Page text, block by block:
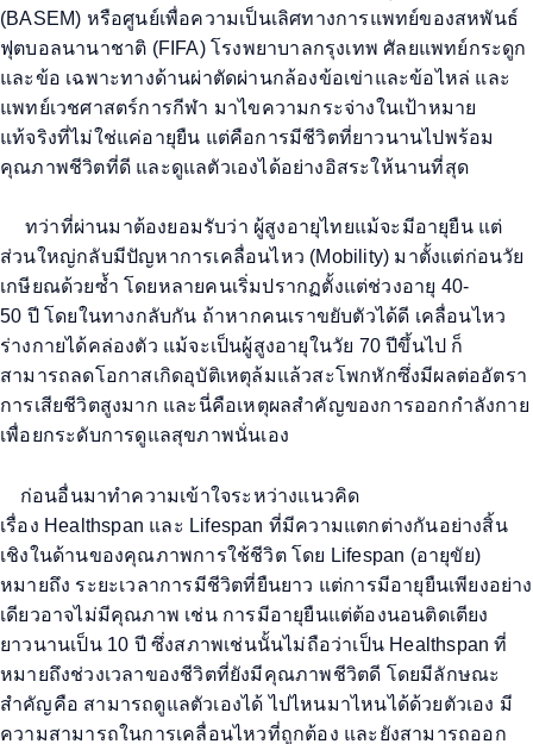
(BASEM) หรือศูนย์เพื่อความเป็นเลิศทางการแพทย์ของสหพันธ์
ฟุตบอลนานาชาติ (FIFA) โรงพยาบาลกรุงเทพ ศัลยแพทย์กระดูก
และข้อ เฉพาะทางด้านผ่าตัดผ่านกล้องข้อเข่าและข้อไหล่ และ
แพทย์เวชศาสตร์การกีฬา มาไขความกระจ่างในเป้าหมาย
แท้จริงที่ไม่ใช่แค่อายุยืน แต่คือการมีชีวิตที่ยาวนานไปพร้อม
คุณภาพชีวิตที่ดี และดูแลตัวเองได้อย่างอิสระให้นานที่สุด
ทว่าที่ผ่านมาต้องยอมรับว่า ผู้สูงอายุไทยแม้จะ มีอายุยืน แต่
ส่วนใหญ่กลับมีปัญหาการเคลื่อนไหว (Mobility) มาตั้งแต่ก่อนวัย
เกษียณด้วยซ้ำ โดยหลายคนเริ่มปรากฏตั้งแต่ช่วงอายุ 40-
50 ปี โดยในทางกลับกัน ถ้าหากคนเราขยับตัวได้ดี เคลื่อนไหว
ร่างกายได้คล่องตัว แม้จะเป็นผู้สูงอายุในวัย 70ปีขึ้นไป ก็
สามารถลดโอกาสเกิดอุบัติเหตุล้มแล้วสะโพกหักซึ่งมีผลต่ออัตรา
การเสียชีวิตสูงมาก และ นี่คือเหตุผลสำคัญของการออกกำลังกาย
เพื่อยกระดับการดูแลสุขภาพนั่นเอง
ก่อนอื่นมาทำความเข้าใจระหว่างแนวคิด
เรื่อง Healthspan และ Lifespan ที่มีความแตกต่างกันอย่างสิ้น
เชิงในด้านของคุณภาพการใช้ชีวิต โดย Lifespan (อายุขัย)
หมายถึง ระยะเวลาการมีชีวิตที่ยืนยาว แต่การมีอายุยืนเพียงอย่าง
เดียวอาจไม่มีคุณภาพ เช่น การมีอายุยืนแต่ต้องนอนติดเตียง
ยาวนานเป็น 10 ปี ซึ่งสภาพเช่นนั้นไม่ถือว่าเป็น Healthspan ที่
หมายถึงช่วงเวลาของชีวิตที่ยังมีคุณภาพชีวิตดี โดยมีลักษณะ
สำคัญคือ สามารถดูแลตัวเองได้ ไปไหนมาไหนได้ด้วยตัวเอง มี
ความสามารถในการเคลื่อนไหวที่ถูกต้อง และยังสามารถออก